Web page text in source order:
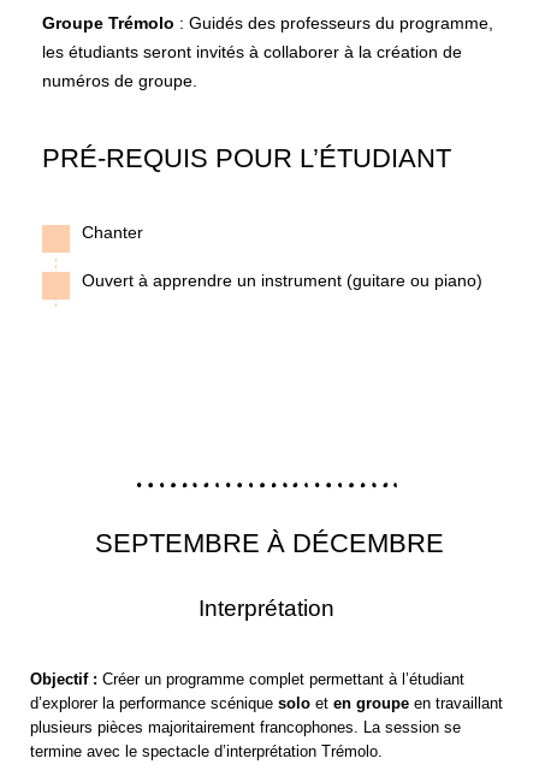
Groupe Trémolo : Guidés des professeurs du programme,
les étudiants seront invités à collaborer à la création de
numéros de groupe.
PRÉ-REQUIS POUR L’ÉTUDIANT
Chanter
Ouvert à apprendre un instrument (guitare ou piano)
SEPTEMBRE À DÉCEMBRE
Interprétation
Objectif : Créer un programme complet permettant à l’étudiant
d’explorer la performance scénique solo et en groupe en travaillant
plusieurs pièces majoritairement francophones. La session se
termine avec le spectacle d’interprétation Trémolo.